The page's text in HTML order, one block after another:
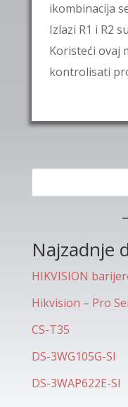
ikombinacija
Izlazi R1 i R2
Koristeći ovaj
kontrolisati
Najzadnje
HIKVISION
Hikvision – Pro
CS-T35
DS-3WG105G-SI
DS-3WAP622E-SI